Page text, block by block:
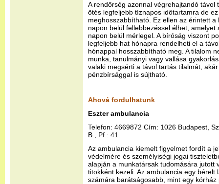
A rendőrség azonnal végrehajtandó távol
ötés legfeljebb tíznapos időtartamra de
meghosszabbítható. Ez ellen az érintett
napon belül fellebbezéssel élhet,
napon belül mérlegel. A bíróság viszont
legfeljebb hat hónapra rendelheti el a
hónappal hosszabbítható meg. A tilalom
munka, tanulmányi vagy vallása
valaki megsérti a távol tartás tilalmát,
pénzbírsággal is sújtható.
Ahová fordulhatunk
Eszter ambulancia
Telefon: 4669872 Cím: 1026 Budapest,
B., Pf.: 41.
Az ambulancia kiemelt figyelmet fordít a
védelmére és személyiségi jogai
alapján a munkatársak tudomására jutott
titokként kezeli. Az ambulancia egy bérelt
számára barátságosabb, mint egy kórház